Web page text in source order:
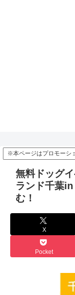
※本ページはプロモーシ
無料ドッグ
ランド千葉
む！
X
Pocket